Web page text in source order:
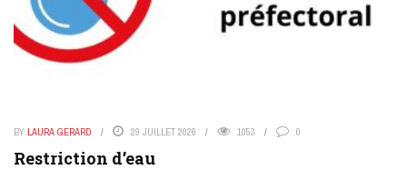
BY LAURA GERARD 29 JUILLET 2026 1053 0
Restriction d’eau